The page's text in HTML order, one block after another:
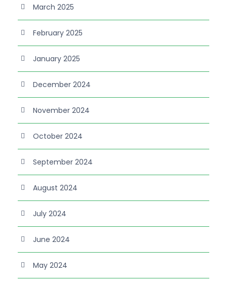
March 2025
February 2025
January 2025
December 2024
November 2024
October 2024
September 2024
August 2024
July 2024
June 2024
May 2024